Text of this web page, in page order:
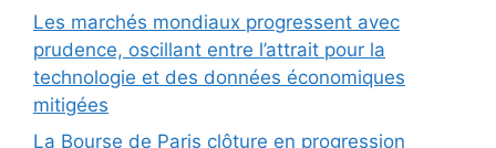
Les marchés mondiaux progressent avec
prudence, oscillant entre l’attrait pour la
technologie et des données économiques
mitigées
La Bourse de Paris clôture en progression